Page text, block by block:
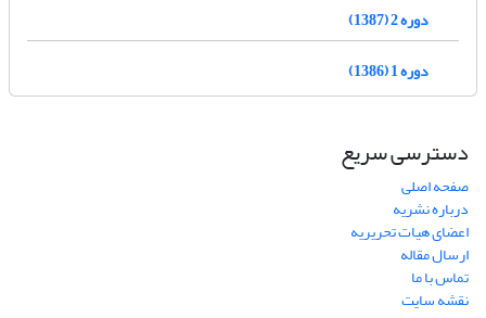
دوره 2 (1387)
دوره 1 (1386)
دسترسی سریع
صفحه اصلی
درباره نشریه
اعضای هیات تحریریه
ارسال مقاله
تماس با ما
نقشه سایت